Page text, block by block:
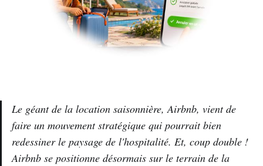
Le géant de la location saisonnière, Airbnb, vient de
faire un mouvement stratégique qui pourrait bien
redessiner le paysage de l'hospitalité. Et, coup double !
Airbnb se positionne désormais sur le terrain de la